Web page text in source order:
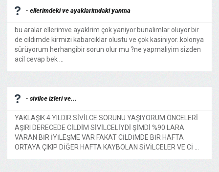
- ellerimdeki ve ayaklarimdaki yanma
bu aralar ellerimve ayaklrim çok yaniyor.bunalimlar oluyor.bir
de cildimde kirmizi kabarciklar olustu ve çok kasiniyor..kolonya
sürüyorum herhangibir sorun olur mu ?ne yapmaliyim sizden
acil cevap bek ...
- sivilce izleri ve...
YAKLAŞIK 4 YILDIR SİVİLCE SORUNU YAŞIYORUM ÖNCELERİ
AŞIRI DERECEDE CİLDİM SİVİLCELİYDİ ŞİMDİ %90 LARA
VARAN BİR İYİLEŞME VAR FAKAT CİLDİMDE BİR HAFTA
ORTAYA ÇIKIP DİĞER HAFTA KAYBOLAN SİVİLCELER VE Cİ ...